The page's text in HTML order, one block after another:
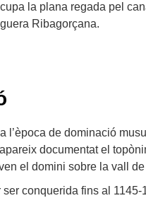
la plana regada pel
Ribagorçana.
l’època de dominació
documentat el
el domini sobre la vall de
ser conquerida fins al